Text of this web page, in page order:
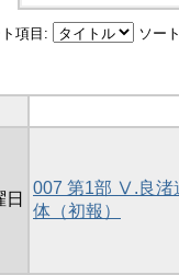
項目: ソー
007 第1部 Ⅴ.良渚
体（初報）